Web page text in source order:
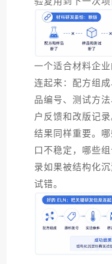
一个适合材料企业
连起来：配方组
品编号、测试方
户反馈和改版记
结果同样重要。
口不稳定，哪些
录如果被结构化
试错。